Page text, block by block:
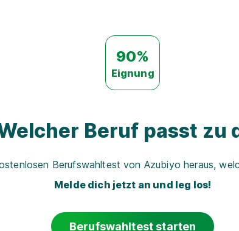
90%
Eignung
Beruf passt zu
Berufswahltest von Azubiyo heraus,
Melde dich jetzt an und leg los!
Berufswahltest starten